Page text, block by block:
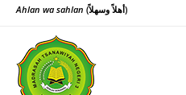
Ahlan wa sahlan (أهلاً وسهلاً)